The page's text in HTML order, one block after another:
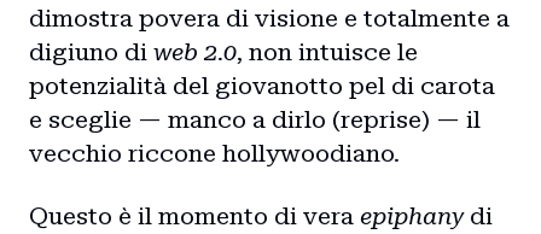
dimostra povera di visione e totalmente a
digiuno di web 2.0, non intuisce le
potenzialità del giovanotto pel di carota
e sceglie — manco a dirlo (reprise) — il
vecchio riccone hollywoodiano.
Questo è il momento di vera epiphanydi